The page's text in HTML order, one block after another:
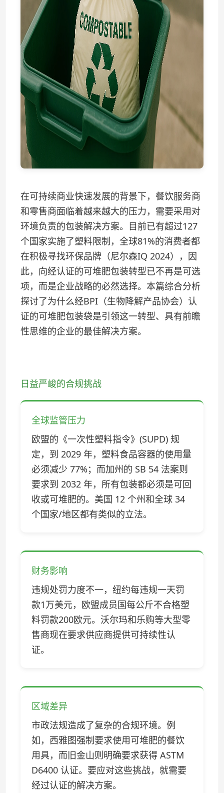
在可持续商业快速发展的背景下，餐饮服务商
和零售商面临着越来越大的压力，需要采用对
环境负责的包装解决方案。目前已有超过127
个国家实施了塑料限制，全球81%的消费者都
在积极寻找环保品牌（尼尔森IQ 2024），因
此，向经认证的可堆肥包装转型已不再是可选
项，而是企业战略的必然选择。本篇综合分析
探讨了为什么经BPI（生物降解产品协会）认
证的可堆肥包装袋是引领这一转型、具有前瞻
性思维的企业的最佳解决方案。
日益严峻的合规挑战
全球监管压力
欧盟的《一次性塑料指令》(SUPD) 规
定，到 2029 年，塑料食品容器的使用量
必须减少 77%；而加州的 SB 54 法案则
要求到 2032 年，所有包装都必须是可回
收或可堆肥的。美国 12 个州和全球 34
个国家/地区都有类似的立法。
财务影响
违规处罚力度不一，纽约每违规一天罚
款1万美元，欧盟成员国每公斤不合格塑
料罚款200欧元。沃尔玛和乐购等大型零
售商现在要求供应商提供可持续性认
证。
区域差异
市政法规造成了复杂的合规环境。例
如，西雅图强制要求使用可堆肥的餐饮
用具，而旧金山则明确要求获得 ASTM
D6400 认证。要应对这些挑战，就需要
经过认证的解决方案。